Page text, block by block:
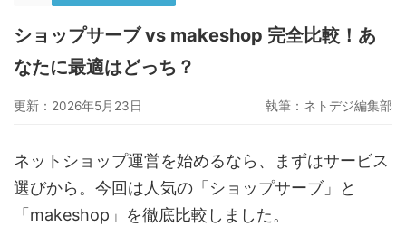
グーペ デジタルコンテンツ販売
ショップサーブ vs makeshop 完全比較！あ
なたに最適はどっち？
更新：2026年5月23日 執筆： ネトデジ編集部
ネットショップ運営を始めるなら、まずはサービス
選びから。今回は人気の「ショップサーブ」と
「makeshop」を徹底比較しました。